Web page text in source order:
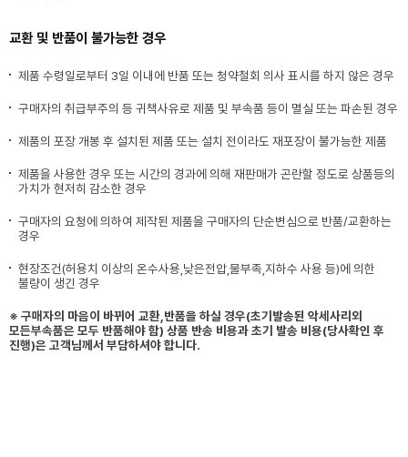
교환 및 반품이 불가능한 경우
제품 수령일로부터 3일 이내에 반품 또는 청약철회 의사 표시를 하지 않은 경우
구매자의 취급부주의 등 귀책사유로 제품 및 부속품 등이 멸실 또는 파손된 경우
제품의 포장 개봉 후 설치된 제품 또는 설치 전이라도 재포장이 불가능한 제품
제품을 사용한 경우 또는 시간의 경과에 의해 재판매가 곤란할 정도로 상품등의
가치가 현저히 감소한 경우
구매자의 요청에 의하여 제작된 제품을 구매자의 단순변심으로 반품/교환하는
경우
현장조건(허용치 이상의 온수사용,낮은전압,물부족,지하수 사용 등)에 의한
불량이 생긴 경우
※ 구매자의 마음이 바뀌어 교환,반품을 하실 경우(초기발송된 악세사리외
모든부속품은 모두 반품해야 함) 상품 반송 비용과 초기 발송 비용(당사확인 후
진행)은 고객님께서 부담하셔야 합니다.